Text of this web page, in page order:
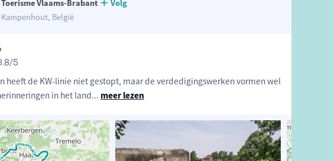
Toerisme Vlaams-Brabant
Volg
Kampenhout, België
/5
heeft de KW-linie niet gestopt, maar de verdedigingswerken vormen wel
in het land... meer lezen